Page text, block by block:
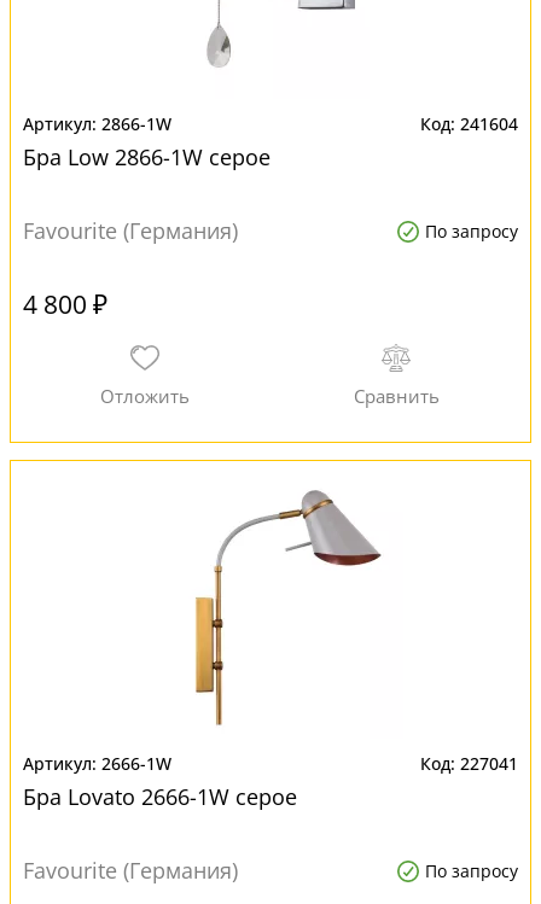
2866-1W 241604
Бра Low 2866-1W серое
Favourite (Германия) По запросу
4 800 ₽
2666-1W 227041
Бра Lovato 2666-1W серое
Favourite (Германия) По запросу